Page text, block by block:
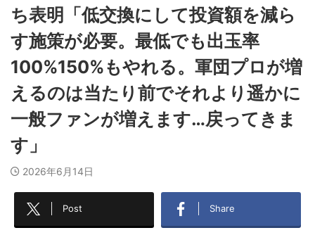
ち表明「低交換にして投資額を減ら
す施策が必要。最低でも出玉率
100%150%もやれる。軍団プロが増
えるのは当たり前でそれより遥かに
一般ファンが増えます…戻ってきま
す」
2026年6月14日
Post Share